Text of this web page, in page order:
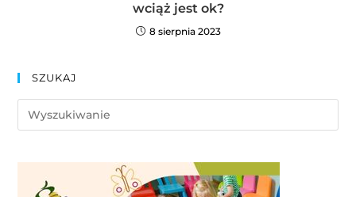
wciąż jest ok?
8 sierpnia 2023
SZUKAJ